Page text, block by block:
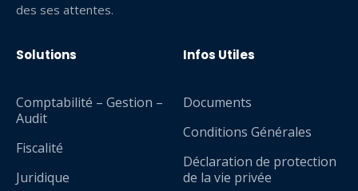
des ses attentes.
Solutions
Comptabilité – Gestion –
Audit
Fiscalité
Juridique
Infos Utiles
Documents
Conditions Générales
Déclaration de protection
de la vie privée